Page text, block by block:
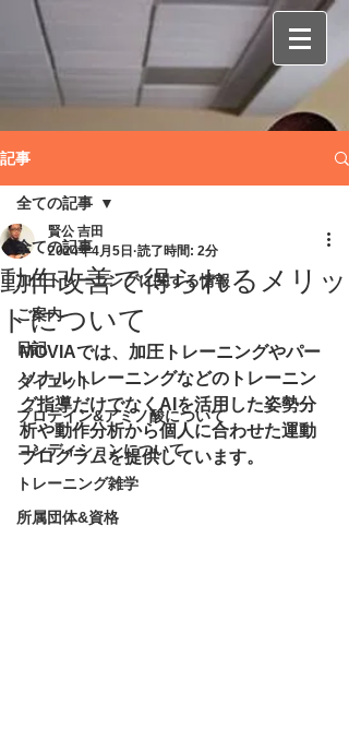
記事
全ての記事
加圧トレーニングに関する情報
ご案内
日記
ダイエット
プロテイン&アミノ酸について
コンディションについて
トレーニング雑学
所属団体&資格
全ての記事
動作改善で得られるメリッ
トについて
賢公 吉田
2024年4月5日 読了時間: 2分
MOVIAでは、 加圧トレーニングやパー
ソナルトレーニングなどのトレーニン
グ指導だけでなくAIを活用した姿勢分
析や動作分析から個人に合わせた運動
プログラムを提供しています。